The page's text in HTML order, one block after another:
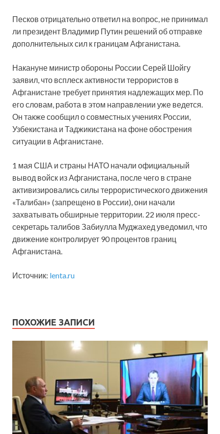
Песков отрицательно ответил на вопрос, не принимал
ли президент Владимир Путин решений об отправке
дополнительных сил к границам Афганистана.
Накануне министр обороны России Серей Шойгу
заявил, что всплеск активности террористов в
Афганистане требует принятия надлежащих мер. По
его словам, работа в этом направлении уже ведется.
Он также сообщил о совместных учениях России,
Узбекистана и Таджикистана на фоне обострения
ситуации в Афганистане.
1 мая США и страны НАТО начали официальный
вывод войск из Афганистана, после чего в стране
активизировались силы террористического движения
«Талибан» (запрещено в России), они начали
захватывать обширные территории. 22 июля пресс-
секретарь талибов Забиулла Муджахед уведомил, что
движение контролирует 90 процентов границ
Афганистана.
Источник: lenta.ru
ПОХОЖИЕ ЗАПИСИ